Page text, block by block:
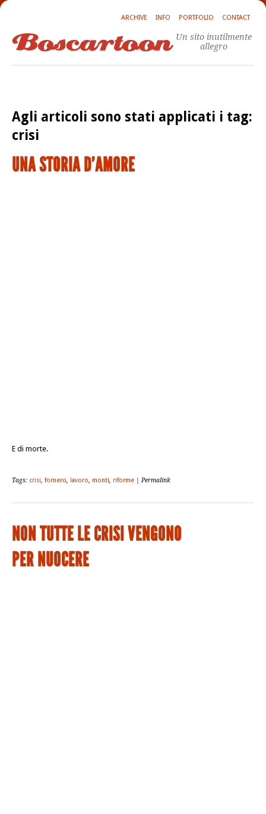
ARCHIVE INFO PORTFOLIO CONTACT
Un sito inutilmente
allegro
Agli articoli sono stati applicati i tag:
crisi
UNA STORIA D'AMORE
E di morte.
Tags: crisi fornero lavoro monti riforme | Permalink
NON TUTTE LE CRISI VENGONO
PER NUOCERE